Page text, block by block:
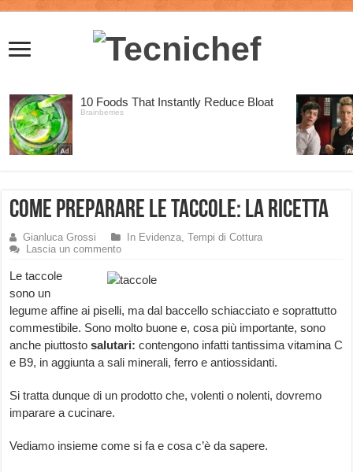
Come preparare le Taccole: la Ricetta
Gianluca Grossi In Evidenza,Tempi di Cottura
Lascia un commento
Le taccole
sono un
legume affine ai piselli, ma dal baccello schiacciato e soprattutto
commestibile. Sono molto buone e, cosa più importante, sono
anche piuttostosalutari: contengono infatti tantissima vitamina C
e B9, in aggiunta a sali minerali, ferro e antiossidanti.
Si tratta dunque di un prodotto che, volenti o nolenti, dovremo
imparare a cucinare.
Vediamo insieme come si fa e cosa c’è da sapere.